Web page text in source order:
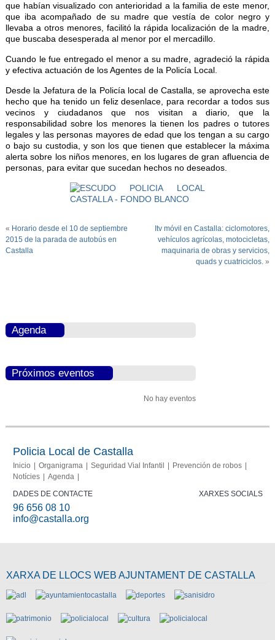
que habían visualizado con anterioridad a la familia de este menor,
que iba acompañado de su madre que vestía de color negro y
llevaba a otros menores, facilitó la rápida localización de la madre,
que buscaba desesperada al menor por el mercadillo.
Cuando le fue entregado el menor a su madre, agradeció la rápida
y efectiva actuación de los Agentes de la Policía Local.
Desde la Jefatura de la Policía local de Castalla, se aprovecha este
hecho que ha tenido un feliz desenlace, para recordar a todos sus
vecinos y ciudadanos que nos visitan a diario, que la
responsabilidad sobre los menores la tienen los padres o tutores
legales y las personas mayores de edad que los tengan a su cargo
o bajo su custodia, y son los que tienen que establecer la máxima
alerta sobre los niños menores, en los lugares de gran afluencia de
personas, para evitar que sucedan hechos no deseados.
« Horario desde el 10 de septiembre
2015 de la parada de autobús en
Castalla
Itv móvil en Castalla: ciclomotores,
vehículos agrícolas, motocicletas,
maquinaria de obras y servicios,
quads y cuatriciclos. »
Agenda
Próximos eventos
No hay eventos
Policia Local de Castalla
Inicio Organigrama Seguridad Vial Infantil
Prevención de robos
Notícies
Agenda
DADES DE CONTACTE
96 656 08 10
info@castalla.org
XARXES SOCIALS
XARXA DE LLOCS WEB AJUNTAMENT DE CASTALLA